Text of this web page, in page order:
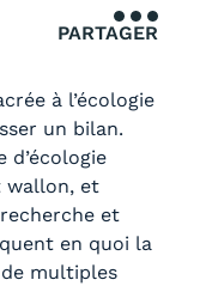
PARTAGER
à l’écologie
un bilan.
d’écologie
wallon, et
et
en quoi la
multiples